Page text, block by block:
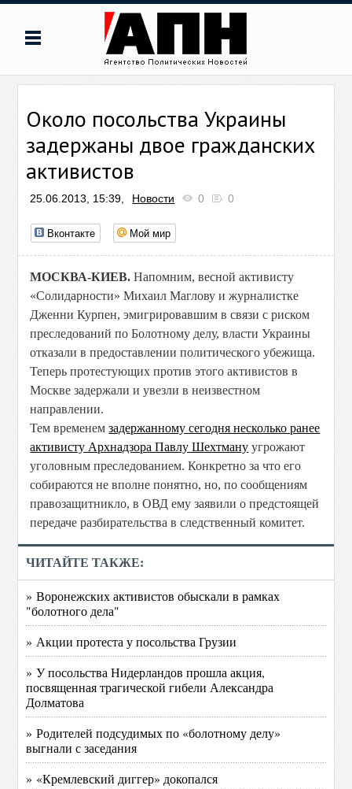
Около посольства Украины
задержаны двое гражданских
активистов
25.06.2013, 15:39, Новости 0 0
Вконтакте Мой мир
МОСКВА-КИЕВ. Напомним, весной активисту
«Солидарности» Михаил Маглову и журналистке
Дженни Курпен, эмигрировавшим в связи с риском
преследований по Болотному делу, власти Украины
отказали в предоставлении политического убежища.
Теперь протестующих против этого активистов в
Москве задержали и увезли в неизвестном
направлении.
Тем временемзадержанному сегодня несколько ранее
активисту Архнадзора Павлу Шехтману угрожают
уголовным преследованием. Конкретно за что его
собираются не вполне понятно, но, по сообщениям
правозащитникло, в ОВД ему заявили о предстоящей
передаче разбирательства в следственный комитет.
ЧИТАЙТЕ ТАКЖЕ:
» Воронежских активистов обыскали в рамках
"болотного дела"
» Акции протеста у посольства Грузии
» У посольства Нидерландов прошла акция,
посвященная трагической гибели Александра
Долматова
» Родителей подсудимых по «болотному делу»
выгнали с заседания
» «Кремлевский диггер» докопался